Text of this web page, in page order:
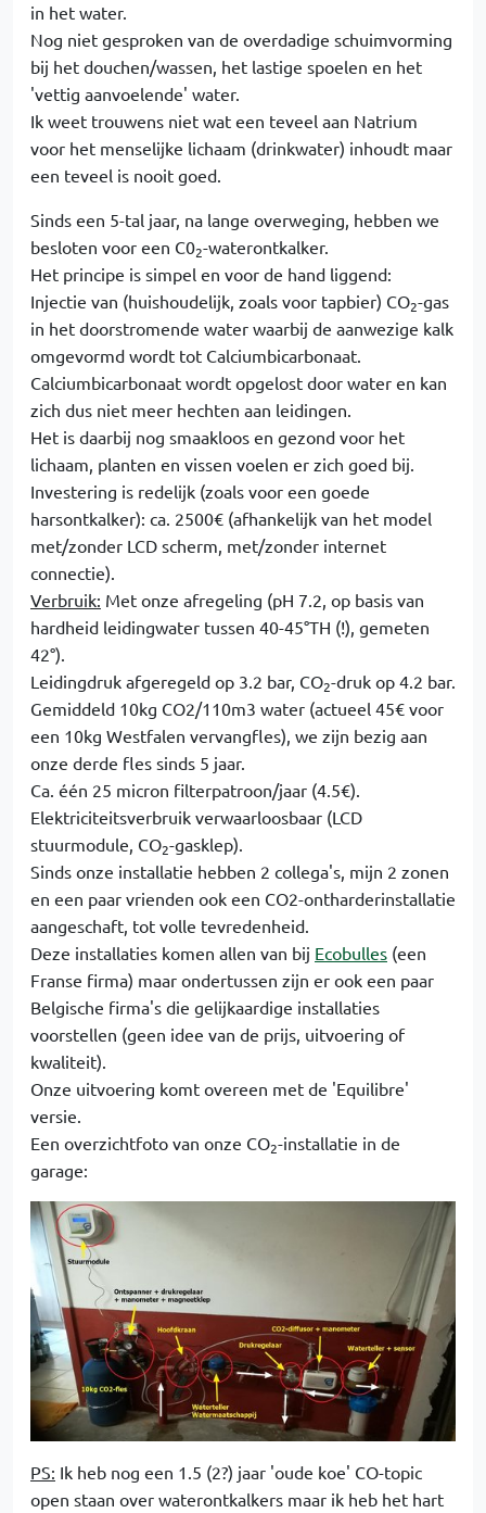
in het water.
Nog niet gesproken van de overdadige schuimvorming
bij het douchen/wassen, het lastige spoelen en het
'vettig aanvoelende' water.
Ik weet trouwens niet wat een teveel aan Natrium
voor het menselijke lichaam (drinkwater) inhoudt maar
een teveel is nooit goed.
Sinds een 5-tal jaar, na lange overweging, hebben we
besloten voor een C02-waterontkalker.
Het principe is simpel en voor de hand liggend:
Injectie van (huishoudelijk, zoals voor tapbier) CO2-gas
in het doorstromende water waarbij de aanwezige kalk
omgevormd wordt tot Calciumbicarbonaat.
Calciumbicarbonaat wordt opgelost door water en kan
zich dus niet meer hechten aan leidingen.
Het is daarbij nog smaakloos en gezond voor het
lichaam, planten en vissen voelen er zich goed bij.
Investering is redelijk (zoals voor een goede
harsontkalker): ca. 2500€ (afhankelijk van het model
met/zonder LCD scherm, met/zonder internet
connectie).
Verbruik: Met onze afregeling (pH 7.2, op basis van
hardheid leidingwater tussen 40-45°TH (!), gemeten
42°).
Leidingdruk afgeregeld op 3.2 bar, CO2-druk op 4.2 bar.
Gemiddeld 10kg CO2/110m3 water (actueel 45€ voor
een 10kg Westfalen vervangfles), we zijn bezig aan
onze derde fles sinds 5 jaar.
Ca. één 25 micron filterpatroon/jaar (4.5€).
Elektriciteitsverbruik verwaarloosbaar (LCD
stuurmodule, CO2-gasklep).
Sinds onze installatie hebben 2 collega's, mijn 2 zonen
en een paar vrienden ook een CO2-ontharderinstallatie
aangeschaft, tot volle tevredenheid.
Deze installaties komen allen van bij Ecobulles (een
Franse firma) maar ondertussen zijn er ook een paar
Belgische firma's die gelijkaardige installaties
voorstellen (geen idee van de prijs, uitvoering of
kwaliteit).
Onze uitvoering komt overeen met de 'Equilibre'
versie.
Een overzichtfoto van onze CO2-installatie in de
garage:
PS: Ik heb nog een 1.5 (2?) jaar 'oude koe' CO-topic
open staan over waterontkalkers maar ik heb het hart